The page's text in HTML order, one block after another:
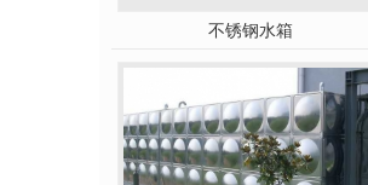
不锈钢水箱